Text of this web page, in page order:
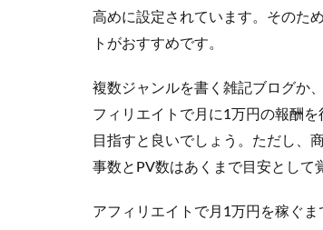
3
ロ
で
月5
円
稼
た
高めに設定されています。そのた
トがおすすめです。
複数ジャンルを書く雑記ブログか
フィリエイトで月に1万円の報酬
目指すと良いでしょう。ただし、
事数とPV数はあくまで目安として
アフィリエイトで月1万円を稼ぐま